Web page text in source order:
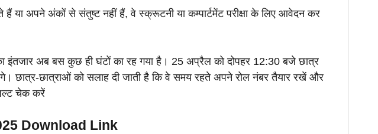
या अपने अंकों से संतुष्ट नहीं हैं, वे स्क्रूटनी या कम्पार्टमेंट परीक्षा के लिए आवेदन कर
का इंतजार अब बस कुछ ही घंटों का रह गया है। 25 अप्रैल को दोपहर 12:30 बजे छात्र
छात्र-छात्राओं को सलाह दी जाती है कि वे समय रहते अपने रोल नंबर तैयार रखें और
चेक करें
Download Link